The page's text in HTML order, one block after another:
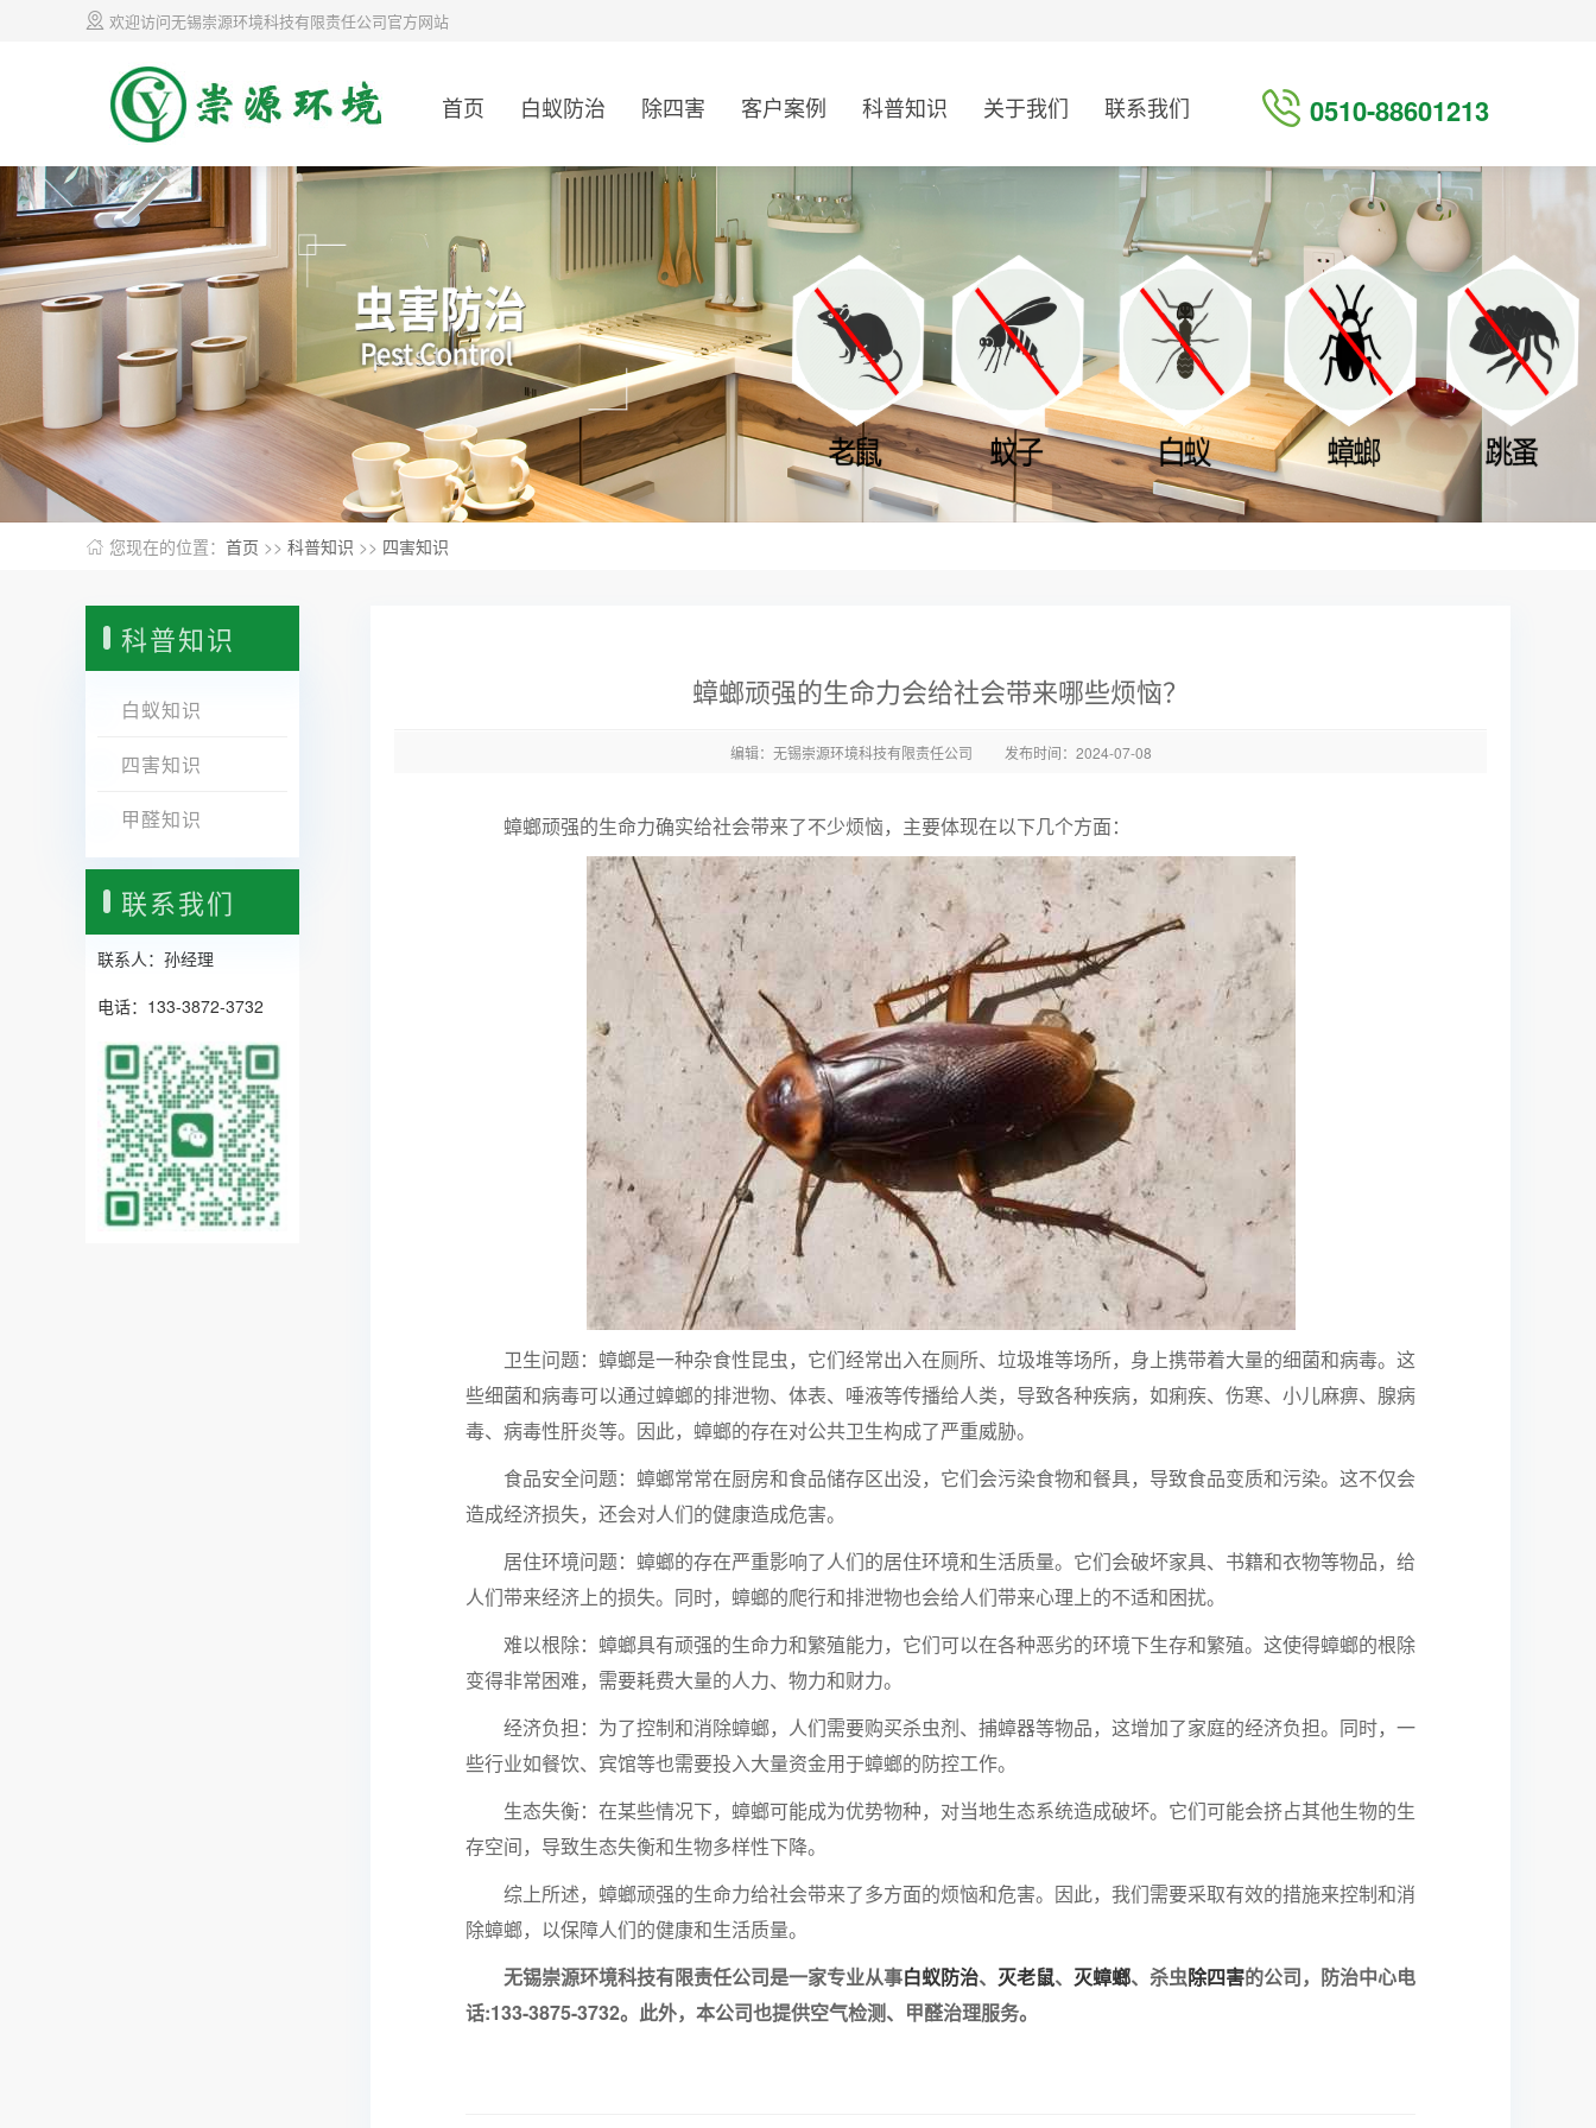
欢迎访问无锡崇源环境科技有限责任公司官方网站
首页 白蚁防治 除四害 客户案例 科普知识 关于我们 联系我们 0510-88601213
您现在的位置： 首页 >> 科普知识 >> 四害知识
科普知识
白蚁知识
四害知识
甲醛知识
联系我们
联系人：孙经理
电话：133-3872-3732
蟑螂顽强的生命力会给社会带来哪些烦恼？
编辑：无锡崇源环境科技有限责任公司 发布时间：2024-07-08
蟑螂顽强的生命力确实给社会带来了不少烦恼，主要体现在以下几个方面：
卫生问题：蟑螂是一种杂食性昆虫，它们经常出入在厕所、垃圾堆等场所，身上携带着大量的细菌和病毒。这
些细菌和病毒可以通过蟑螂的排泄物、体表、唾液等传播给人类，导致各种疾病，如痢疾、伤寒、小儿麻痹、腺病
毒、病毒性肝炎等。因此，蟑螂的存在对公共卫生构成了严重威胁。
食品安全问题：蟑螂常常在厨房和食品储存区出没，它们会污染食物和餐具，导致食品变质和污染。这不仅会
造成经济损失，还会对人们的健康造成危害。
居住环境问题：蟑螂的存在严重影响了人们的居住环境和生活质量。它们会破坏家具、书籍和衣物等物品，给
人们带来经济上的损失。同时，蟑螂的爬行和排泄物也会给人们带来心理上的不适和困扰。
难以根除：蟑螂具有顽强的生命力和繁殖能力，它们可以在各种恶劣的环境下生存和繁殖。这使得蟑螂的根除
变得非常困难，需要耗费大量的人力、物力和财力。
经济负担：为了控制和消除蟑螂，人们需要购买杀虫剂、捕蟑器等物品，这增加了家庭的经济负担。同时，一
些行业如餐饮、宾馆等也需要投入大量资金用于蟑螂的防控工作。
生态失衡：在某些情况下，蟑螂可能成为优势物种，对当地生态系统造成破坏。它们可能会挤占其他生物的生
存空间，导致生态失衡和生物多样性下降。
综上所述，蟑螂顽强的生命力给社会带来了多方面的烦恼和危害。因此，我们需要采取有效的措施来控制和消
除蟑螂，以保障人们的健康和生活质量。
无锡崇源环境科技有限责任公司是一家专业从事白蚁防治、 灭老鼠、 灭蟑螂、杀虫除四害的公司，防治中心电
话:133-3875-3732。此外，本公司也提供空气检测、甲醛治理服务。